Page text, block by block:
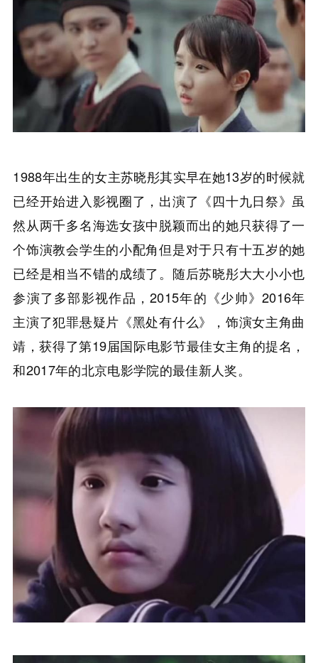
1988年出生的女主苏晓彤其实早在她13岁的时候就
已经开始进入影视圈了，出演了《四十九日祭》虽
然从两千多名海选女孩中脱颖而出的她只获得了一
个饰演教会学生的小配角但是对于只有十五岁的她
已经是相当不错的成绩了。随后苏晓彤大大小小也
参演了多部影视作品，2015年的《少帅》2016年
主演了犯罪悬疑片《黑处有什么》，饰演女主角曲
靖，获得了第19届国际电影节最佳女主角的提名，
和2017年的北京电影学院的最佳新人奖。